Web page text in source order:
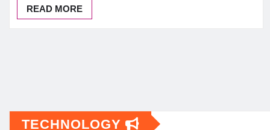
READ MORE
TECHNOLOGY